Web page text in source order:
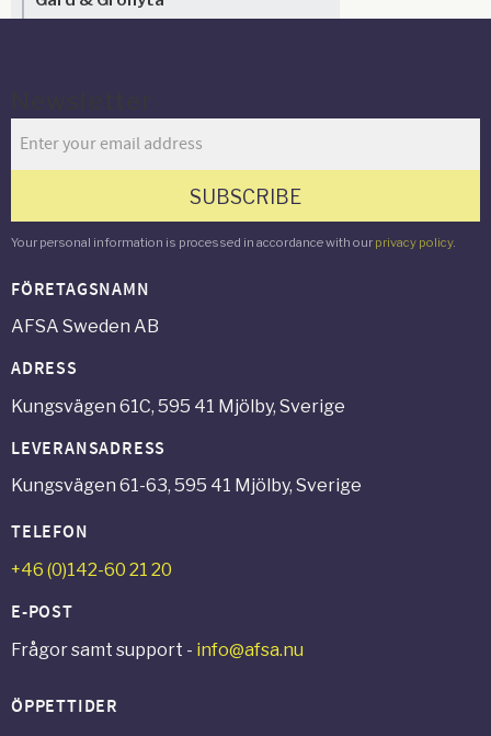
SUBSCRIBE
Your personal information is processed in accordance with our privacy policy.
FÖRETAGSNAMN
AFSA Sweden AB
ADRESS
Kungsvägen 61C, 595 41 Mjölby, Sverige
LEVERANSADRESS
Kungsvägen 61-63, 595 41 Mjölby, Sverige
TELEFON
+46 (0)142-60 21 20
E-POST
Frågor samt support - info@afsa.nu
ÖPPETTIDER